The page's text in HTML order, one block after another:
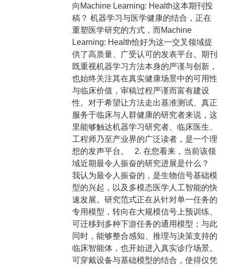
向Machine Learning: Health这本期刊投
稿？ 机器学习与医学健康的结合，正在
重塑医学研究的方式，而Machine
Learning: Health恰好为这一交叉领域提
供了高质量、广受认可的发表平台。期刊
既重视机器学习方法本身的严谨与创新，
也始终关注其在真实健康场景中的可用性
与临床价值，审稿过程严谨而富有建设
性。对于希望让方法走出基准测试、真正
服务于临床与人群健康的研究者来说，这
里能够触达机器学习研究者、临床医生、
工程师乃至产业界的广泛读者，是一个理
想的发声平台。 2. 在您看来，当前该领
域近期最令人振奋的研究进展是什么？
我认为最令人振奋的，是生物信号基础模
型的兴起，以及多模态医学人工智能的快
速发展。研究范式正在从针对单一任务的
专用模型，转向在大规模信号上预训练、
可迁移到多种下游任务的通用模型；与此
同时，能够整合感知、推理与决策支持的
临床智能体，也开始进入真实诊疗场景。
可穿戴设备与基础模型的结合，使得仅凭